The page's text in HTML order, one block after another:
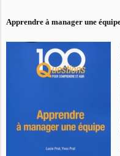
Apprendre à manager une